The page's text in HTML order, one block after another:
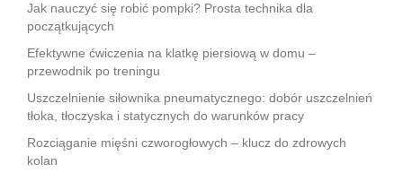
Jak nauczyć się robić pompki? Prosta technika dla
początkujących
Efektywne ćwiczenia na klatkę piersiową w domu –
przewodnik po treningu
Uszczelnienie siłownika pneumatycznego: dobór uszczelnień
tłoka, tłoczyska i statycznych do warunków pracy
Rozciąganie mięśni czworogłowych – klucz do zdrowych
kolan